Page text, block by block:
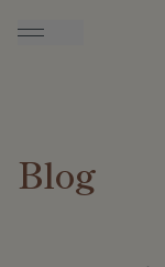
Blog